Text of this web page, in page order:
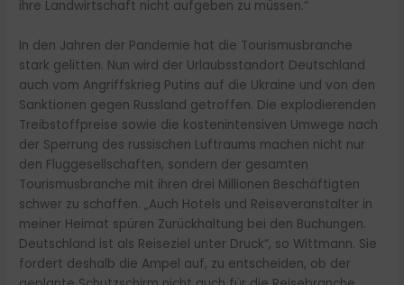
ihre Landwirtschaft nicht aufgeben zu müssen.“
In den Jahren der Pandemie hat die Tourismusbranche
stark gelitten. Nun wird der Urlaubsstandort Deutschland
auch vom Angriffskrieg Putins auf die Ukraine und von den
Sanktionen gegen Russland getroffen. Die explodierenden
Treibstoffpreise sowie die kostenintensiven Umwege nach
der Sperrung des russischen Luftraums machen nicht nur
den Fluggesellschaften, sondern der gesamten
Tourismusbranche mit ihren drei Millionen Beschäftigten
schwer zu schaffen. „Auch Hotels und Reiseveranstalter in
meiner Heimat spüren Zurückhaltung bei den Buchungen.
Deutschland ist als Reiseziel unter Druck“, so Wittmann. Sie
fordert deshalb die Ampel auf, zu entscheiden, ob der